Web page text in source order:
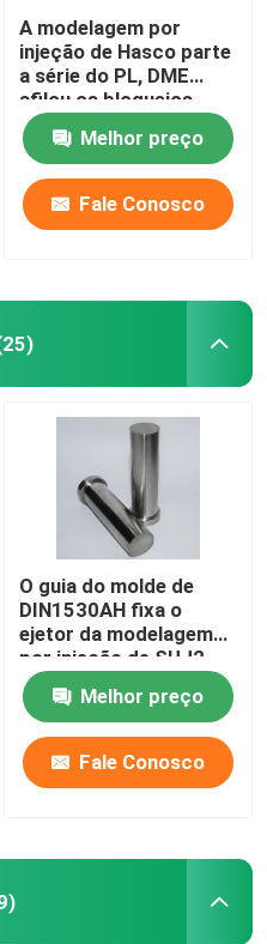
A modelagem por
injeção de Hasco parte
a série do PL, DME
afilou os bloqueios
MISUMI
Melhor preço
Fale Conosco
O guia do molde de
DIN1530AH fixa o
ejetor da modelagem
por injeção de SUJ2
H13 1,2607 fixa com
endurecidoMelhor preço
Fale Conosco